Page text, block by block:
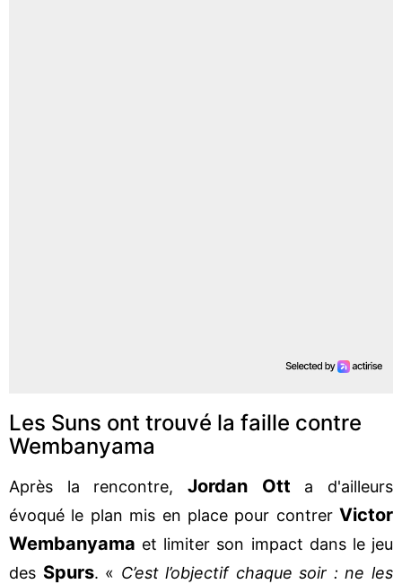
Les Suns ont trouvé la faille contre
Wembanyama
Après la rencontre, Jordan Ott a d'ailleurs
évoqué le plan mis en place pour contrer Victor
Wembanyama et limiter son impact dans le jeu
des Spurs. « C’est l’objectif chaque soir : ne les